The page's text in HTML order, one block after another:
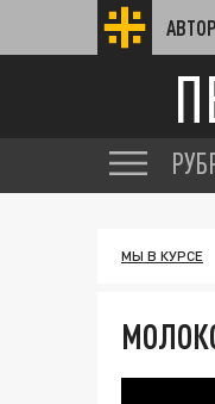
МЫ В КУРСЕ